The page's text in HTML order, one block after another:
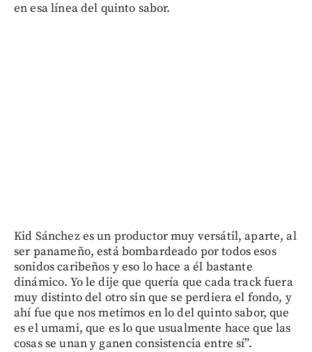
en esa línea del quinto sabor.
Kid Sánchez es un productor muy versátil, aparte, al
ser panameño, está bombardeado por todos esos
sonidos caribeños y eso lo hace a él bastante
dinámico. Yo le dije que quería que cada track fuera
muy distinto del otro sin que se perdiera el fondo, y
ahí fue que nos metimos en lo del quinto sabor, que
es el umami, que es lo que usualmente hace que las
cosas se unan y ganen consistencia entre sí”.